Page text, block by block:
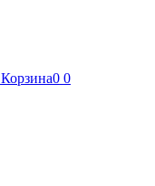
Корзина0 0